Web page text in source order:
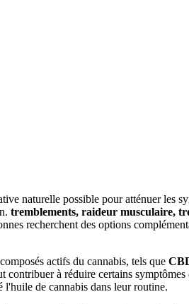
naturelle possible pour atténuer les
tremblements, raideur musculaire,
recherchent des options
actifs du cannabis, tels que
à réduire certains
de cannabis dans leur routine.